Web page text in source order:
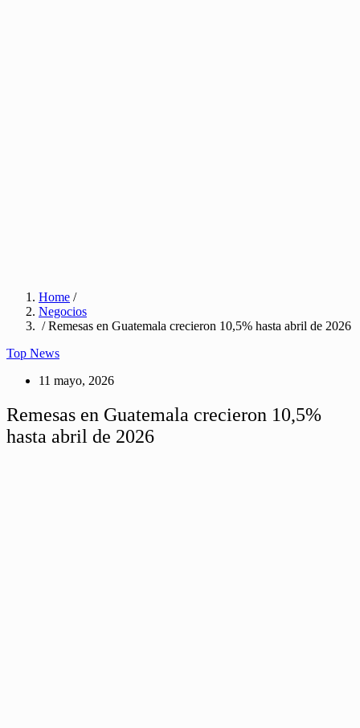
Home /
Negocios
/ Remesas en Guatemala crecieron 10,5% hasta abril de 2026
Top News
11 mayo, 2026
Remesas en Guatemala crecieron 10,5%
hasta abril de 2026